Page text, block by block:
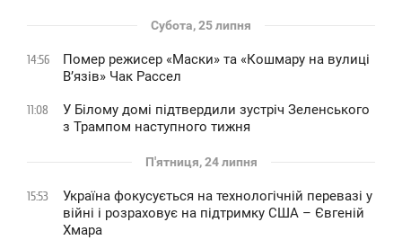
Субота, 25 липня
14:56
Помер режисер «Маски» та «Кошмару на вулиці
В’язів» Чак Рассел
11:08
У Білому домі підтвердили зустріч Зеленського
з Трампом наступного тижня
П'ятниця, 24 липня
15:53
Україна фокусується на технологічній перевазі у
війні і розраховує на підтримку США – Євгеній
Хмара